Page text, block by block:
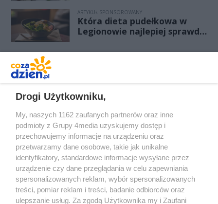
ARTYKUŁ SPONSOROWANY
Która dieta pudełkowa w
Legionowie najlepiej sprawdzi
efektu jojo?
Redakcja Reklama Prywatność
Praca Łódź
the:protocol
Drogi Użytkowniku,
My, naszych 1162 zaufanych partnerów oraz inne
podmioty z Grupy 4media uzyskujemy dostęp i
przechowujemy informacje na urządzeniu oraz
przetwarzamy dane osobowe, takie jak unikalne
identyfikatory, standardowe informacje wysyłane przez
urządzenie czy dane przeglądania w celu zapewniania
spersonalizowanych reklam, wybór spersonalizowanych
treści, pomiar reklam i treści, badanie odbiorców oraz
ulepszanie usług. Za zgodą Użytkownika my i Zaufani